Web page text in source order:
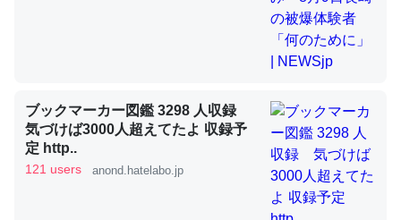
コオロギのカルシウム分はエビの600分の1程度。
─ニュース :: 【研究発表】昆虫学の大問題＝「昆虫はなぜ海にいな
いのか」に関する新仮説
ブックマーカー図鑑 3298 人収録
気づけば3000人超えてたよ 収録予
定 http..
121 users anond.hatelabo.jp